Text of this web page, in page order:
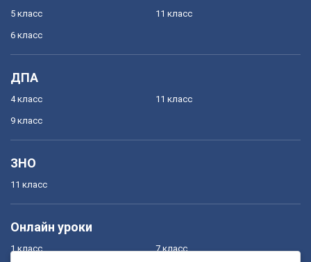
5 класс
6 класс
11 класс
ДПА
4 класс
9 класс
11 класс
ЗНО
11 класс
Онлайн уроки
1 класс 7 класс